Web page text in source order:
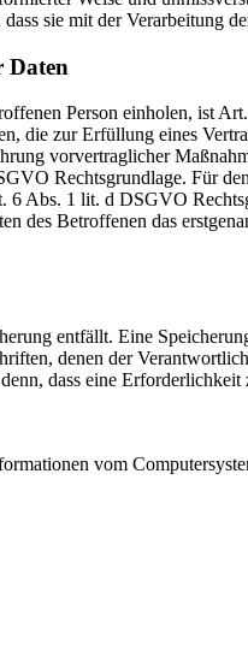
sie mit der Verarbeitung
Daten
Person einholen, ist
die zur Erfüllung eines
vorvertraglicher
Rechtsgrundlage. Für
Abs. 1 lit. d DSGVO
des Betroffenen das
entfällt. Eine
denen der
dass eine
vom